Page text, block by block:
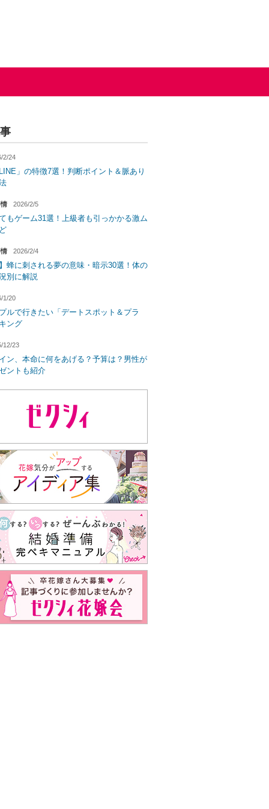
2/24
」の特徴7選！判断ポイント＆脈あり
2026/2/5
もゲーム31選！上級者も引っかかる激ム
2026/2/4
蜂に刺される夢の意味・暗示30選！体の
別に解説
1/20
ルで行きたい「デートスポット＆プラ
ング
12/23
ン、本命に何をあげる？予算は？男性が
ントも紹介